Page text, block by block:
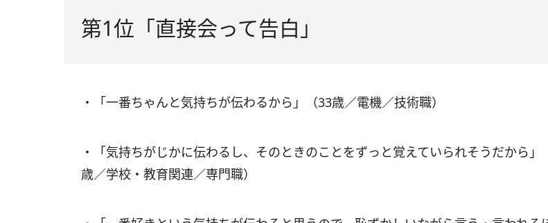
第1位「直接会って告白」
・「一番ちゃんと気持ちが伝わるから」（33歳／電機／技術職）
・「気持ちがじかに伝わるし、そのときのことをずっと覚えていられそうだから」
歳／学校・教育関連／専門職）